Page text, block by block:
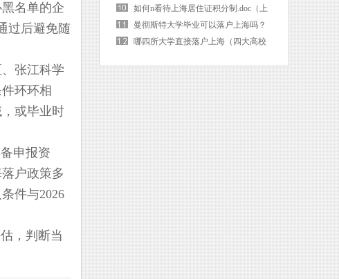
名单的企
过后避免随
张江科学
环环相
或毕业时
申报资
户政策多
件与2026
，判断当
才引进的条件是啥）
如何n看待上海居住证积分制.doc（上
海 居住证积分）
曼彻斯特大学毕业可以落户上海吗？
（曼彻斯特大学毕业可以落户上海吗
哪四所大学直接落户上海（四大高校